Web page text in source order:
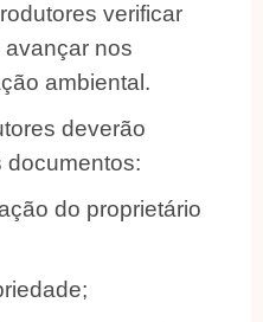
verificar
nos
ambiental.
deverão
documentos:
do proprietário